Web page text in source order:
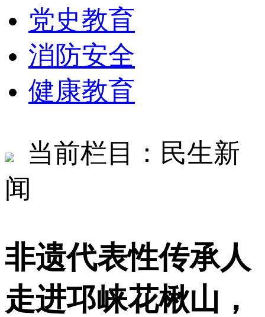
党史教育
消防安全
健康教育
当前栏目：民生新
闻
非遗代表性传承人
走进邛崃花楸山，